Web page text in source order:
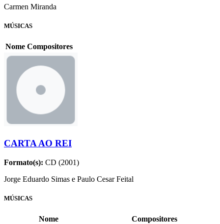
Carmen Miranda
MÚSICAS
Nome Compositores
CARTA AO REI
Formato(s): CD (2001)
Jorge Eduardo Simas e Paulo Cesar Feital
MÚSICAS
Nome
Compositores